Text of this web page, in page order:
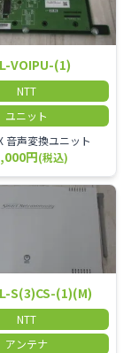
VOIPU-(1)
NTT
ユニット
音声変換ユニット
円(税込)
S(3)CS-(1)(M)
NTT
アンテナ